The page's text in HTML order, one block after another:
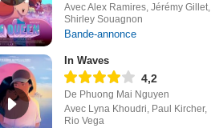
Avec Alex Ramires, Jérémy Gillet,
Shirley Souagnon
Bande-annonce
In Waves
4,2
De Phuong Mai Nguyen
Avec Lyna Khoudri, Paul Kircher,
Rio Vega